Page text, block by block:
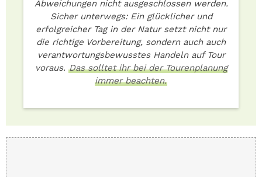
Abweichungen nicht ausgeschlossen werden.
Sicher unterwegs: Ein glücklicher und
erfolgreicher Tag in der Natur setzt nicht nur
die richtige Vorbereitung, sondern auch auch
verantwortungsbewusstes Handeln auf Tour
voraus. Das solltet ihr bei der Tourenplanung
immer beachten.